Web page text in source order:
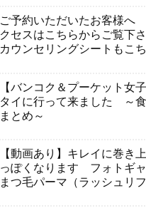
ご予約いただいたお客様へ
クセスはこちらからご覧下
カウンセリングシートもこち
【バンコク＆プーケット女
タイに行って来ました ～
まとめ～
【動画あり】キレイに巻き
っぽくなります フォトギ
まつ毛パーマ（ラッシュリフ